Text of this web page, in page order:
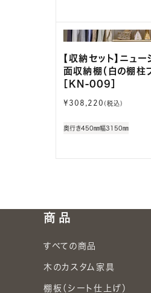
【収納セット】ニュ
面収納棚（白の棚柱
［KN-009］
通
格
¥308,220 (税込)
奥行き450㎜幅3150㎜
商品
すべての商品
木のカスタム家具
棚板（シート仕上げ）